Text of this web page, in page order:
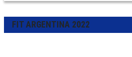
FIT ARGENTINA 2022